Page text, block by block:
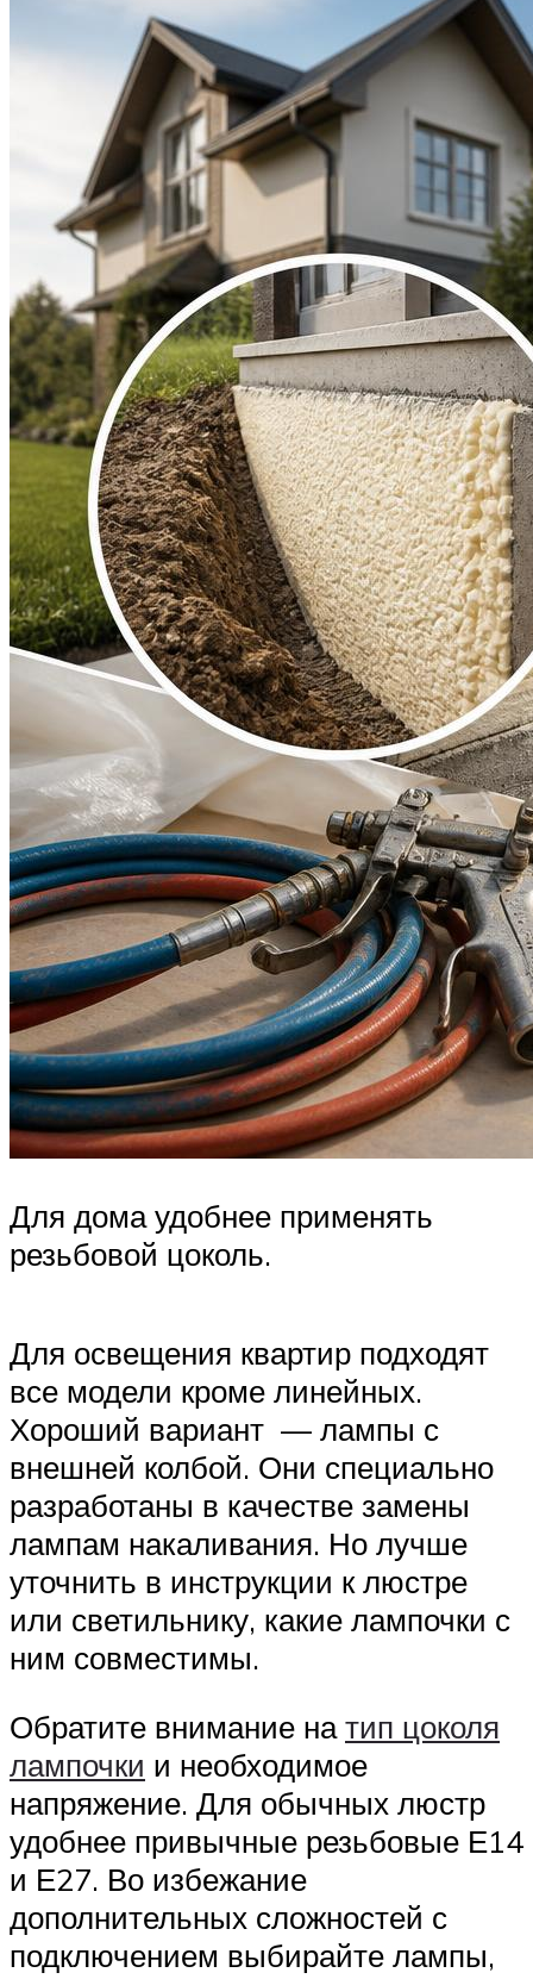
Для дома удобнее применять
резьбовой цоколь.
Для освещения квартир подходят
все модели кроме линейных.
Хороший вариант — лампы с
внешней колбой. Они специально
разработаны в качестве замены
лампам накаливания. Но лучше
уточнить в инструкции к люстре
или светильнику, какие лампочки с
ним совместимы.
Обратите внимание натип цоколя
лампочки и необходимое
напряжение. Для обычных люстр
удобнее привычные резьбовые Е14
и Е27. Во избежание
дополнительных сложностей с
подключением выбирайте лампы,